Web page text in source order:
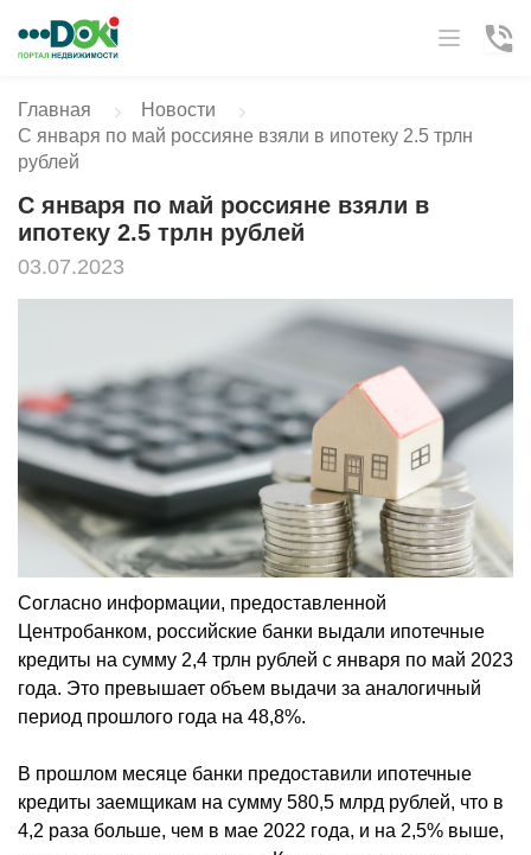
Главная
Новости
С января по май россияне взяли в ипотеку 2.5 трлн
рублей
С января по май россияне взяли в
ипотеку 2.5 трлн рублей
03.07.2023
Согласно информации, предоставленной
Центробанком, российские банки выдали ипотечные
кредиты на сумму 2,4 трлн рублей с января по май 2023
года. Это превышает объем выдачи за аналогичный
период прошлого года на 48,8%.
В прошлом месяце банки предоставили ипотечные
кредиты заемщикам на сумму 580,5 млрд рублей, что в
4,2 раза больше, чем в мае 2022 года, и на 2,5% выше,